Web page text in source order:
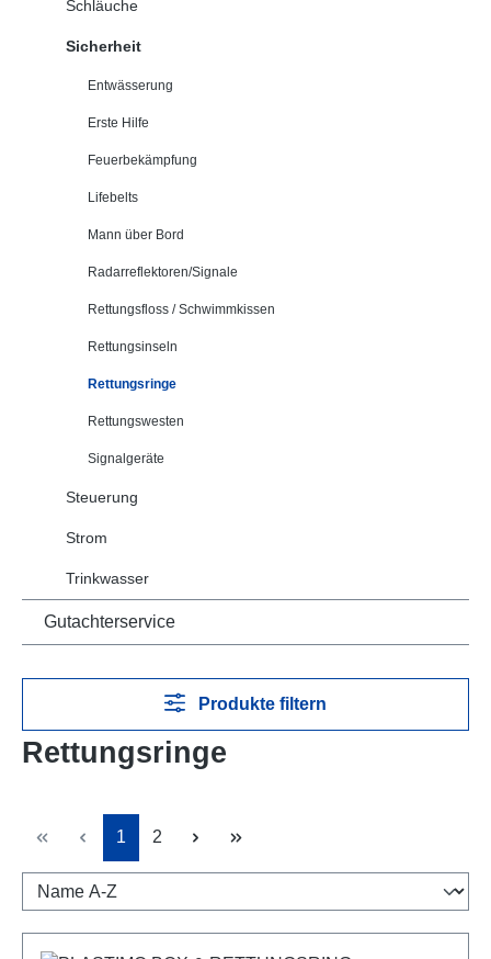
Schläuche
Sicherheit
Entwässerung
Erste Hilfe
Feuerbekämpfung
Lifebelts
Mann über Bord
Radarreflektoren/Signale
Rettungsfloss / Schwimmkissen
Rettungsinseln
Rettungsringe
Rettungswesten
Signalgeräte
Steuerung
Strom
Trinkwasser
Gutachterservice
Produkte filtern
Rettungsringe
Seite
1 Seite
2